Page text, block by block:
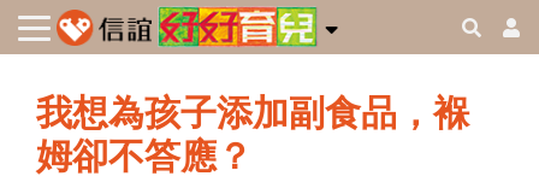
我想為孩子添加副食品，褓
姆卻不答應？